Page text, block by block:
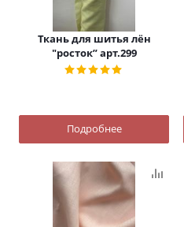
Ткань для шитья лён
"росток” арт.299
Подробнее